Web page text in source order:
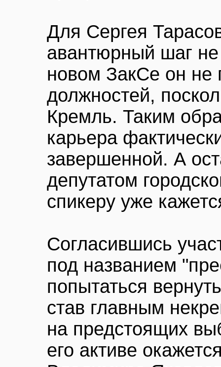
Для Сергея
авантюрный шаг
новом ЗакСе он не
должностей,
Кремль. Таким
карьера
завершенной. А
депутатом
спикеру уже
Согласившись
под названием
попытаться
став главным
на предстоящих
его активе